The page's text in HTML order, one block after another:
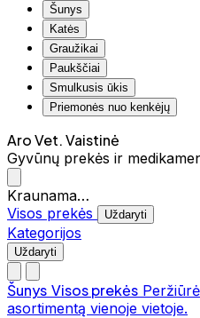
Šunys
Katės
Graužikai
Paukščiai
Smulkusis ūkis
Priemonės nuo kenkėjų
Aro Vet. Vaistinė
Gyvūnų prekės ir
Kraunama…
Visos prekės
Uždaryti
Kategorijos
Uždaryti
Šunys Visos prekės
asortimentą vienoje vietoje.